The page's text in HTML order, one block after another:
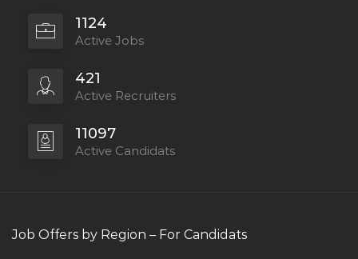
1124
Active Jobs
421
Active Recruiters
11097
Active Candidats
Job Offers by Region – For Candidats